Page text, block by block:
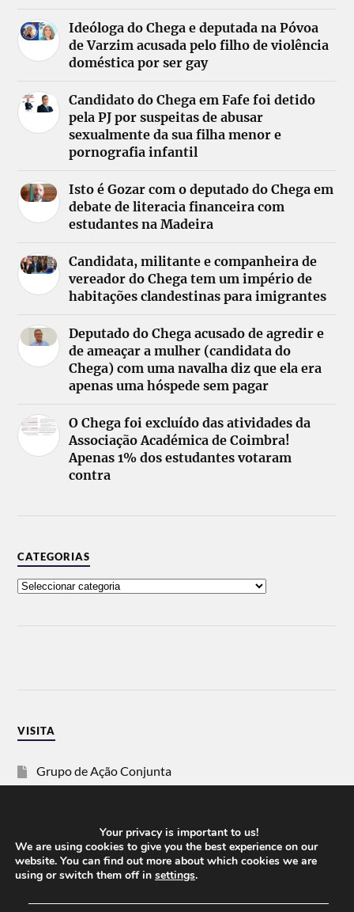
Ideóloga do Chega e deputada na Póvoa
de Varzim acusada pelo filho de violência
doméstica por ser gay
Candidato do Chega em Fafe foi detido
pela PJ por suspeitas de abusar
sexualmente da sua filha menor e
pornografia infantil
Isto é Gozar com o deputado do Chega em
debate de literacia financeira com
estudantes na Madeira
Candidata, militante e companheira de
vereador do Chega tem um império de
habitações clandestinas para imigrantes
Deputado do Chega acusado de agredir e
de ameaçar a mulher (candidata do
Chega) com uma navalha diz que ela era
apenas uma hóspede sem pagar
O Chega foi excluído das atividades da
Associação Académica de Coimbra!
Apenas 1% dos estudantes votaram
contra
CATEGORIAS
VISITA
Grupo de Ação Conjunta
Vida Justa
dezanove
Your privacy is important to us!
We are using cookies to give you the best experience on our
website. You can find out more about which cookies we are
using or switch them off in settings.
──────────────────────────────────────